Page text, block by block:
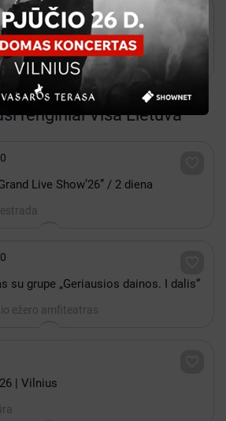
MEILĖS DUETAI
muzikinis teatras
renginiai Visa Lietuva
Live Show’26” / 2 diena
su grupe „Geriausios dainos. I dalis“
ežero amfiteatras
| Vilnius